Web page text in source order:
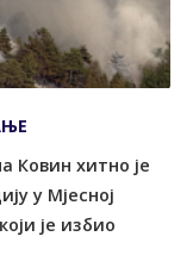
хитно је
у Мјесној
је избио